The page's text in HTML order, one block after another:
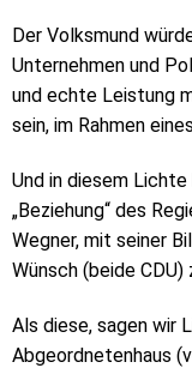
Der Volksmund
Unternehmen und
und echte Leistung
sein, im Rahmen
Und in diesem
„Beziehung“ des
Wegner, mit seiner
Wünsch (beide
Als diese, sagen wir
Abgeordnetenhaus